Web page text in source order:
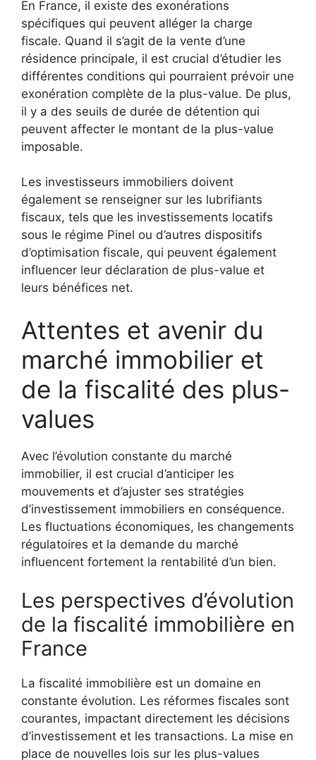
En France, il existe des exonérations
spécifiques qui peuvent alléger la charge
fiscale. Quand il s’agit de la vente d’une
résidence principale, il est crucial d’étudier les
différentes conditions qui pourraient prévoir une
exonération complète de la plus-value. De plus,
il y a des seuils de durée de détention qui
peuvent affecter le montant de la plus-value
imposable.
Les investisseurs immobiliers doivent
également se renseigner sur les lubrifiants
fiscaux, tels que les investissements locatifs
sous le régime Pinel ou d’autres dispositifs
d’optimisation fiscale, qui peuvent également
influencer leur déclaration de plus-value et
leurs bénéfices net.
Attentes et avenir du
marché immobilier et
de la fiscalité des plus-
values
Avec l’évolution constante du marché
immobilier, il est crucial d’anticiper les
mouvements et d’ajuster ses stratégies
d’investissement immobiliers en conséquence.
Les fluctuations économiques, les changements
régulatoires et la demande du marché
influencent fortement la rentabilité d’un bien.
Les perspectives d’évolution
de la fiscalité immobilière en
France
La fiscalité immobilière est un domaine en
constante évolution. Les réformes fiscales sont
courantes, impactant directement les décisions
d’investissement et les transactions. La mise en
place de nouvelles lois sur les plus-values